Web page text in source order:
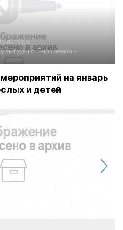
с. Енотаевка -
на январь
и детей